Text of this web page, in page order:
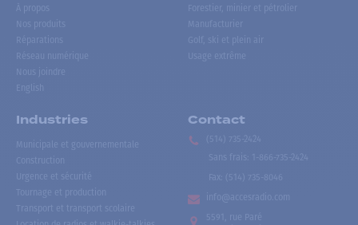
À propos
Nos produits
Réparations
Réseau numérique
Nous joindre
English
Forestier, minier et pétrolier
Manufacturier
Golf, ski et plein air
Usage extrême
Industries
Municipale et gouvernementale
Construction
Urgence et sécurité
Tournage et production
Transport et transport scolaire
Contact
(514) 735-2424
Sans frais
1-866-735-2424
Fax:
(514) 735-8046
info@accesradio.com
5591, rue Paré